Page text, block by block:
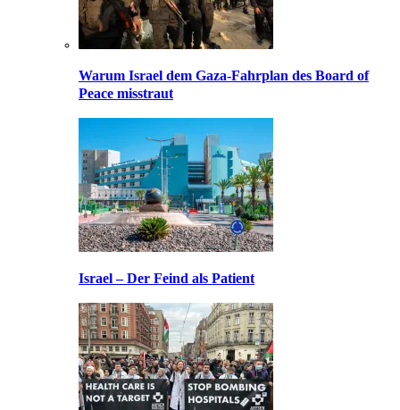
Warum Israel dem Gaza-Fahrplan des Board of
Peace misstraut
Israel – Der Feind als Patient